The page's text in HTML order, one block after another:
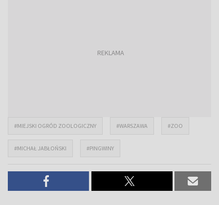
#MIEJSKI OGRÓD ZOOLOGICZNY #WARSZAWA #ZOO
#MICHAŁ JABŁOŃSKI #PINGWINY